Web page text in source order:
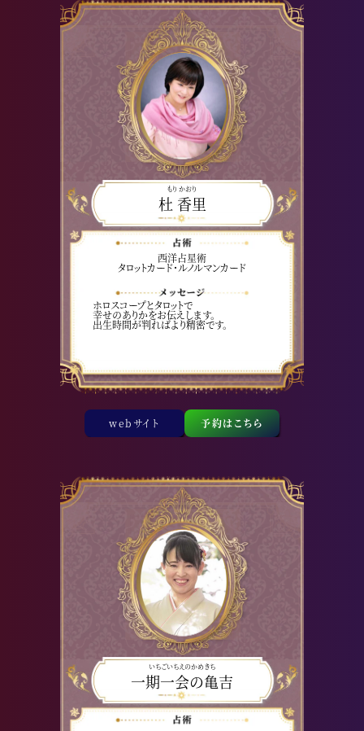
もり かおり
杜 香里
西洋占星術
タロットカード・ルノルマンカード
ホロスコープとタロットで
幸せのありかをお伝えします。
出生時間が判ればより精密です。
webサイト 予約はこちら
いちごいちえのかめきち
一期一会の亀吉